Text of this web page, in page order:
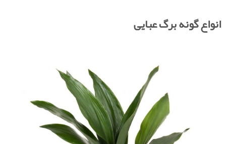
انواع گونه برگ عبایی